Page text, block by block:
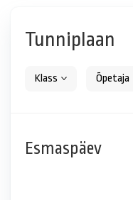
Tunniplaan
Klass Õpetaja
Esmaspäev